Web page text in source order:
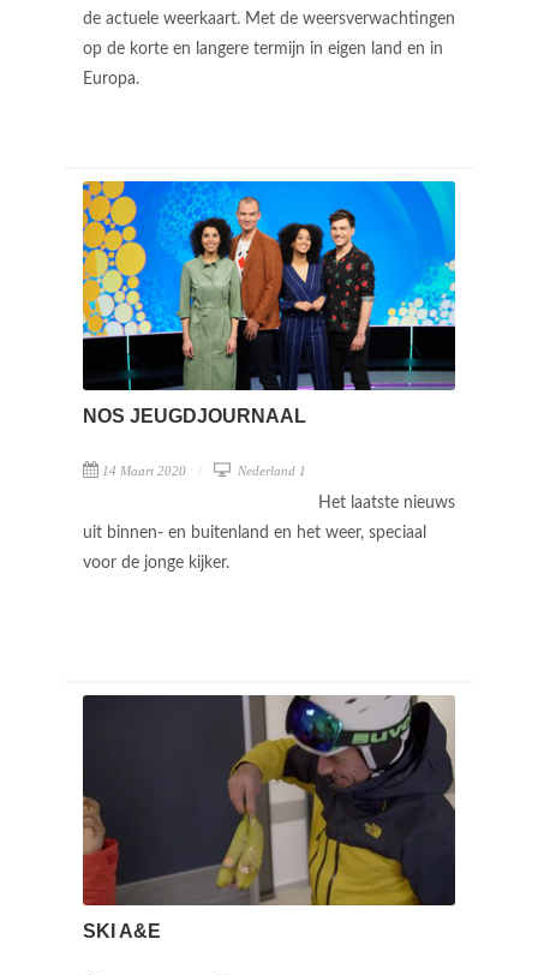
de actuele weerkaart. Met de weersverwachtingen
op de korte en langere termijn in eigen land en in
Europa.
NOS JEUGDJOURNAAL
14 Maart 2020 Nederland 1
Het laatste nieuws
uit binnen- en buitenland en het weer, speciaal
voor de jonge kijker.
SKI A&E